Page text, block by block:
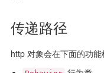
传递路径
http 对象会在下面的功能